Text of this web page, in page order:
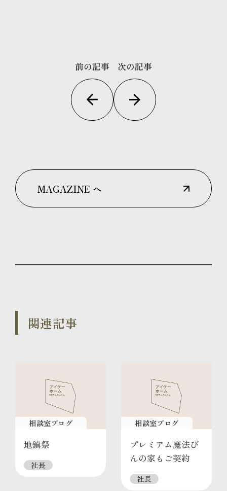
前の記事 次の記事
MAGAZINE へ
関連記事
相談室ブログ
地鎮祭
社長
相談室ブログ
プレミアム魔法び
んの家もご契約
社長